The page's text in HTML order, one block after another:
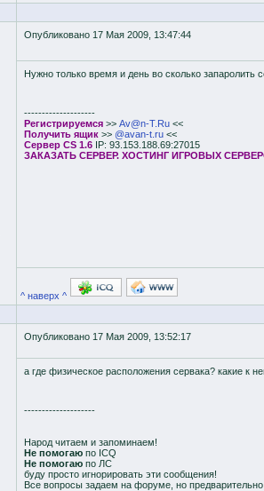
Опубликовано 17 Мая 2009, 13:47:44
Нужно только время и день во сколько запаролить
--------------------
Регистрируемся >> Av@n-T.Ru <<
Получить ящик >> @avan-t.ru <<
Сервер CS 1.6 IP: 93.153.188.69:27015
ЗАКАЗАТЬ СЕРВЕР. ХОСТИНГ ИГРОВЫХ
^ наверх ^
Опубликовано 17 Мая 2009, 13:52:17
а где физическое расположения сервака? какие к
--------------------
Народ читаем и запоминаем!
Не помогаю по ICQ
Не помогаю по ЛС
буду просто игнорировать эти сообщения!
Все вопросы задаем на форуме, но